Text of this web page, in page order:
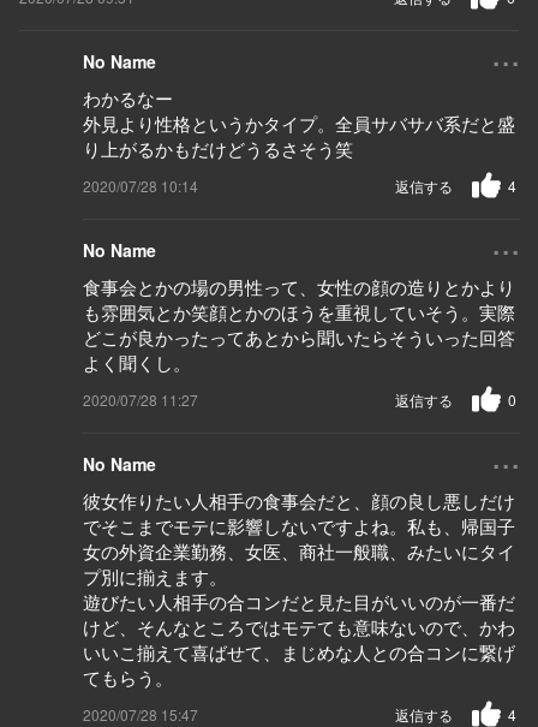
No Name ...
わかるなー
外見より性格というかタイプ。全員サバサバ系だと盛
り上がるかもだけどうるさそう笑
2020/07/28 10:14 4
返信する
No Name ...
食事会とかの場の男性って、女性の顔の造りとかより
も雰囲気とか笑顔とかのほうを重視していそう。実際
どこが良かったってあとから聞いたらそういった回答
よく聞くし。
2020/07/28 11:27 0
返信する
No Name ...
彼女作りたい人相手の食事会だと、顔の良し悪しだけ
でそこまでモテに影響しないですよね。私も、帰国子
女の外資企業勤務、女医、商社一般職、みたいにタイ
プ別に揃えます。
遊びたい人相手の合コンだと見た目がいいのが一番だ
けど、そんなところではモテても意味ないので、かわ
いいこ揃えて喜ばせて、まじめな人との合コンに繋げ
てもらう。
2020/07/28 15:47 4
返信する